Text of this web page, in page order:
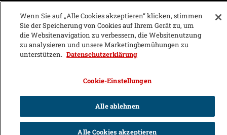
K
L M N P Q
U
V W X Y Z
Wenn Sie auf „Alle Cookies akzeptieren“ klicken, stimmen
Sie der Speicherung von Cookies auf Ihrem Gerät zu, um
die Websitenavigation zu verbessern, die Websitenutzung
zu analysieren und unsere Marketingbemühungen zu
unterstützen. Datenschutzerklärung
Cookie-Einstellungen
Alle ablehnen
Alle Cookies akzeptieren